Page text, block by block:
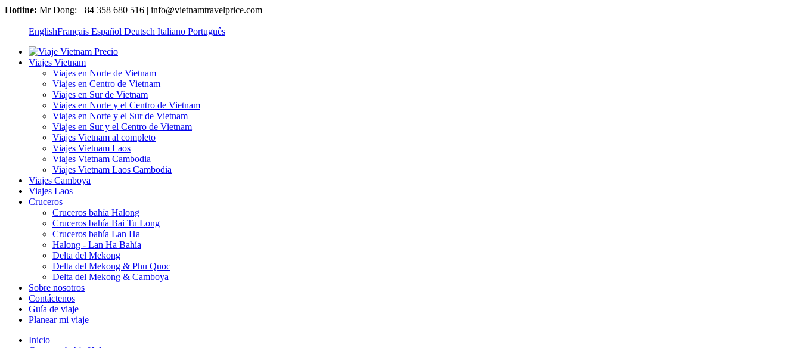
Hotline: Mr Dong: +84 358 680 516 | info@vietnamtravelprice.com
EnglishFrançais Español Deutsch Italiano Português
Viajes Vietnam
Viajes en Norte de Vietnam
Viajes en Centro de Vietnam
Viajes en Sur de Vietnam
Viajes en Norte y el Centro de Vietnam
Viajes en Norte y el Sur de Vietnam
Viajes en Sur y el Centro de Vietnam
Viajes Vietnam al completo
Viajes Vietnam Laos
Viajes Vietnam Cambodia
Viajes Vietnam Laos Cambodia
Viajes Camboya
Viajes Laos
Cruceros
Cruceros bahía Halong
Cruceros bahía Bai Tu Long
Cruceros bahía Lan Ha
Halong - Lan Ha Bahía
Delta del Mekong
Delta del Mekong & Phu Quoc
Delta del Mekong & Camboya
Sobre nosotros
Contáctenos
Guía de viaje
Planear mi viaje
Inicio